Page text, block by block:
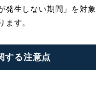
発生しない期間」を対象
ます。
する注意点